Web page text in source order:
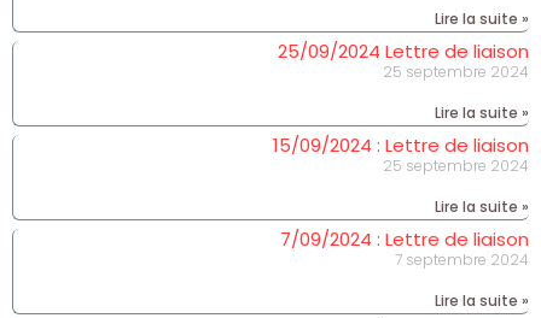
Lire la suite »
25/09/2024 Lettre de liaison
25 septembre 2024
Lire la suite »
15/09/2024 : Lettre de liaison
25 septembre 2024
Lire la suite »
7/09/2024 : Lettre de liaison
7 septembre 2024
Lire la suite »